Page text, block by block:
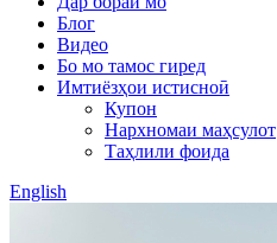
Блог
Видео
Бо мо тамос гиред
Имтиёзҳои истисноӣ
Купон
Нархномаи маҳсулот
Таҳлили фоида
English